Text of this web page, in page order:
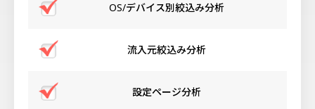
OS/デバイス別絞込み分析
流入元絞込み分析
設定ページ分析